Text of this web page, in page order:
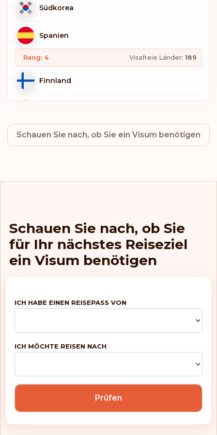
Südkorea
Spanien
Rang: 4 Visafreie Länder: 189
Finnland
Deutschland
Norwegen
Schweiz
Großbritannien
Frankreich
Schauen Sie nach, ob Sie ein Visum benötigen
Schauen Sie nach, ob Sie
für Ihr nächstes Reiseziel
ein Visum benötigen
ICH HABE EINEN REISEPASS VON
ICH MÖCHTE REISEN NACH
Prüfen